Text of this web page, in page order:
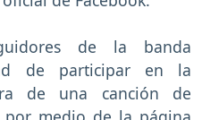
de la banda
de participar en la
de una canción de